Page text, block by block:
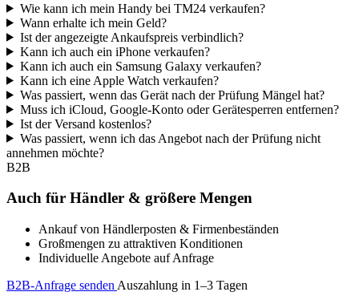
Wie kann ich mein Handy bei TM24 verkaufen?
Wann erhalte ich mein Geld?
Ist der angezeigte Ankaufspreis verbindlich?
Kann ich auch ein iPhone verkaufen?
Kann ich auch ein Samsung Galaxy verkaufen?
Kann ich eine Apple Watch verkaufen?
Was passiert, wenn das Gerät nach der Prüfung Mängel hat?
Muss ich iCloud, Google-Konto oder Gerätesperren entfernen?
Ist der Versand kostenlos?
Was passiert, wenn ich das Angebot nach der Prüfung nicht
annehmen möchte?
B2B
Auch für Händler & größere Mengen
Ankauf von Händlerposten & Firmenbeständen
Großmengen zu attraktiven Konditionen
Individuelle Angebote auf Anfrage
B2B-Anfrage senden Auszahlung in 1–3 Tagen